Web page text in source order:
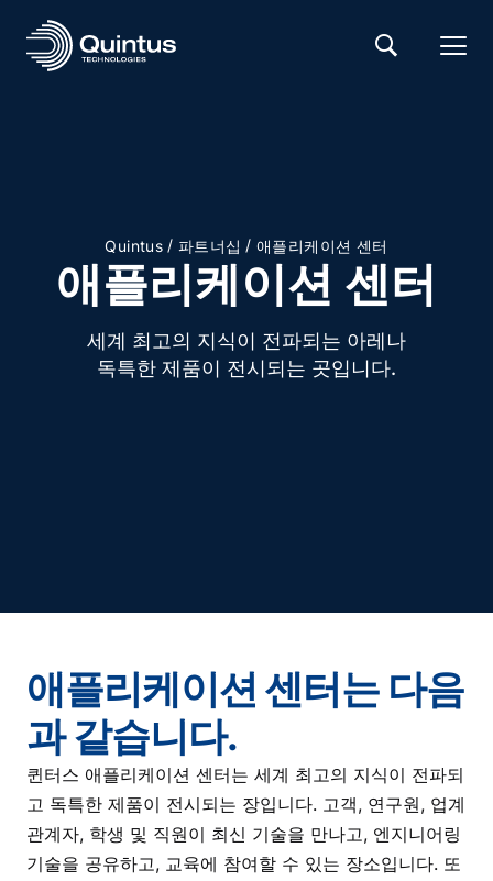
Quintus / 파트너십 / 애플리케이션 센터
애플리케이션 센터
세계 최고의 지식이 전파되는 아레나
독특한 제품이 전시되는 곳입니다.
애플리케이션 센터는 다음
과 같습니다.
퀸터스 애플리케이션 센터는 세계 최고의 지식이 전파되
고 독특한 제품이 전시되는 장입니다. 고객, 연구원, 업계
관계자, 학생 및 직원이 최신 기술을 만나고, 엔지니어링
기술을 공유하고, 교육에 참여할 수 있는 장소입니다. 또